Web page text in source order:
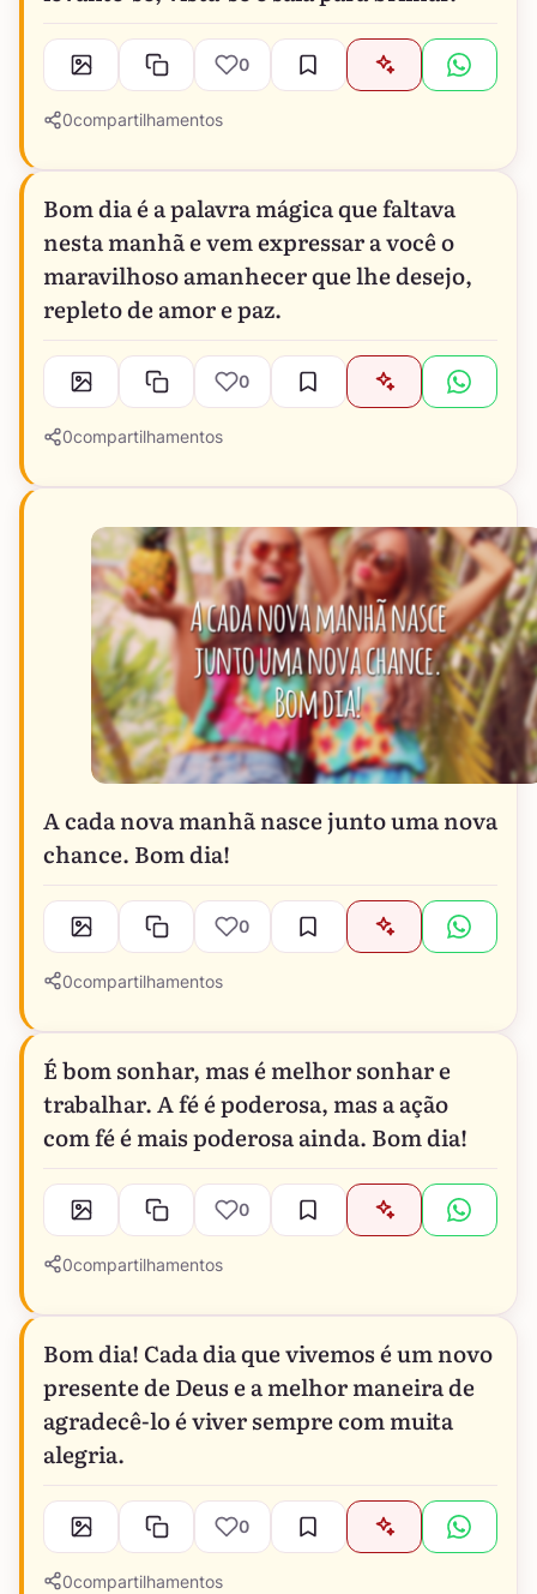
0
0compartilhamentos
Bom dia é a palavra mágica que faltava
nesta manhã e vem expressar a você o
maravilhoso amanhecer que lhe desejo,
repleto de amor e paz.
0
0compartilhamentos
A cada nova manhã nasce junto uma nova
chance. Bom dia!
0
0compartilhamentos
É bom sonhar, mas é melhor sonhar e
trabalhar. A fé é poderosa, mas a ação
com fé é mais poderosa ainda. Bom dia!
0
0compartilhamentos
Bom dia! Cada dia que vivemos é um novo
presente de Deus e a melhor maneira de
agradecê-lo é viver sempre com muita
alegria.
0
0compartilhamentos